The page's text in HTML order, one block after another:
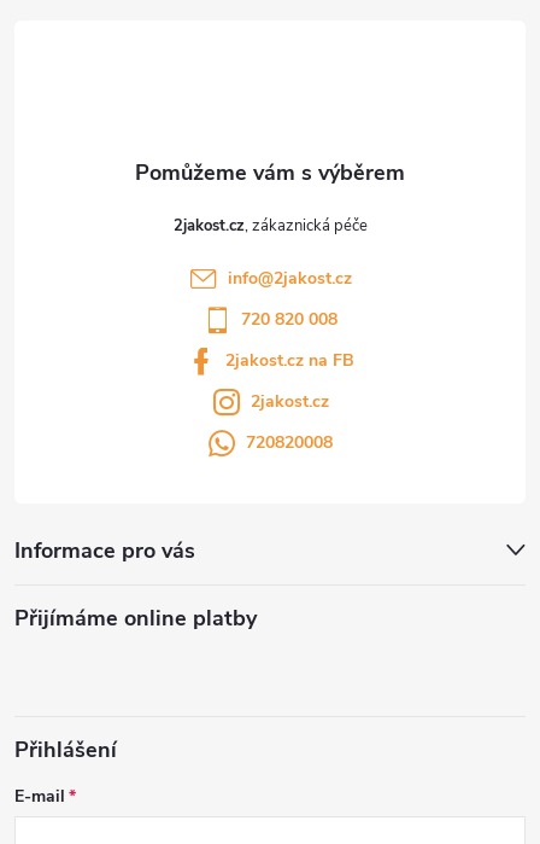
2jakost.cz
info@2jakost.cz
720 820 008
2jakost.cz na FB
2jakost.cz
720820008
Informace pro vás
Přijímáme online platby
Přihlášení
E-mail